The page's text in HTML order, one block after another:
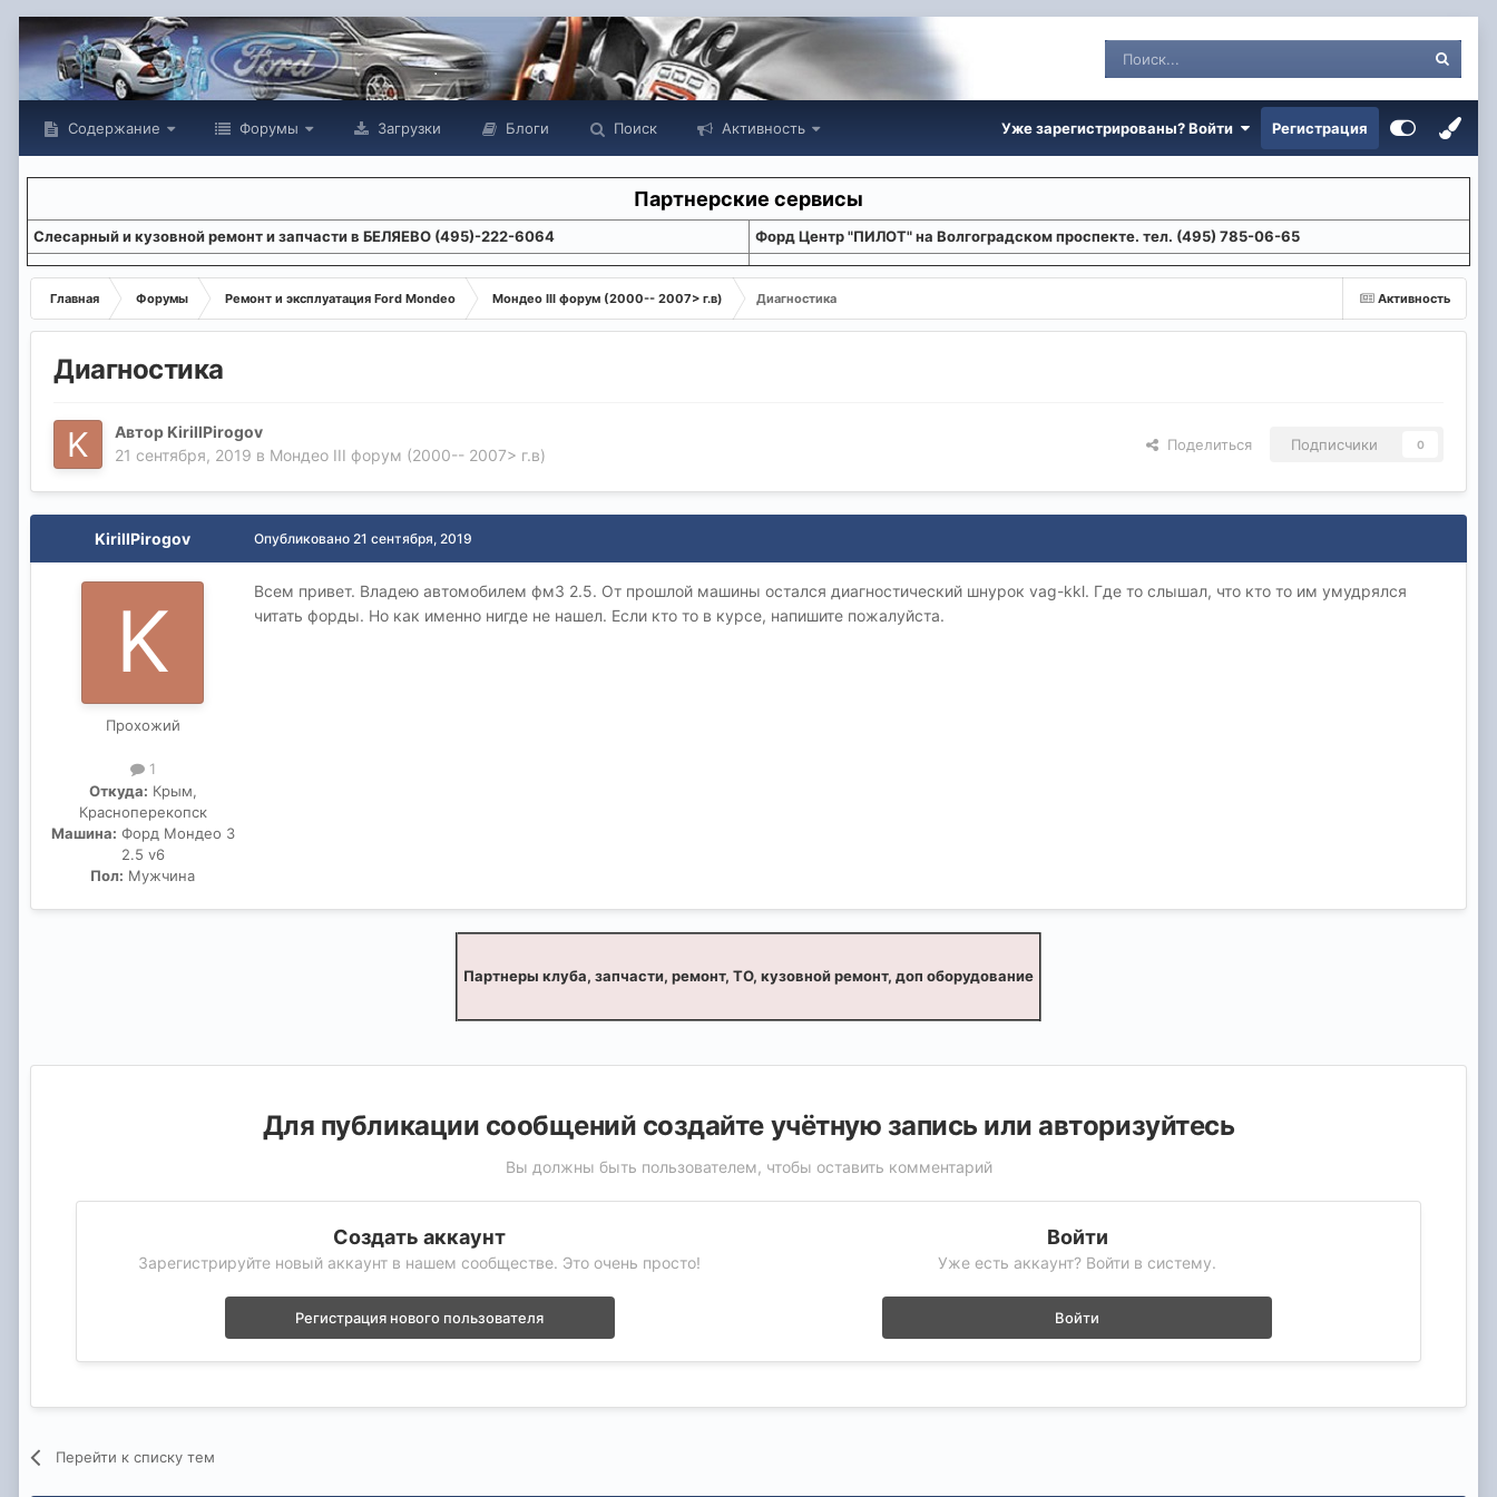
Содержание Форумы Загрузки Блоги Поиск Активность Уже зарегистрированы? Войти Регистрация
Партнерские сервисы
Слесарный и кузовной ремонт и запчасти в БЕЛЯЕВО (495)-222-6064 Форд Центр "ПИЛОТ" на Волгоградском проспекте. тел. (495) 785-06-65
Активность
Главная Форумы Ремонт и эксплуатация Ford Mondeo Мондео III форум (2000-- 2007> г.в) Диагностика
Диагностика
Автор KirillPirogov
21 сентября, 2019 в Мондео III форум (2000-- 2007> г.в)
Поделиться Подписчики 0
KirillPirogov
Прохожий
1
Откуда: Крым,
Красноперекопск
Машина: Форд Мондео 3
2.5 v6
Пол: Мужчина
Опубликовано 21 сентября, 2019
Всем привет. Владею автомобилем фм3 2.5. От прошлой машины остался диагностический шнурок vag-kkl. Где то слышал, что кто то им умудрялся
читать форды. Но как именно нигде не нашел. Если кто то в курсе, напишите пожалуйста.
Партнеры клуба, запчасти, ремонт, ТО, кузовной ремонт, доп оборудование
Для публикации сообщений создайте учётную запись или авторизуйтесь
Вы должны быть пользователем, чтобы оставить комментарий
Создать аккаунт
Зарегистрируйте новый аккаунт в нашем сообществе. Это очень просто!
Регистрация нового пользователя
Войти
Уже есть аккаунт? Войти в систему.
Войти
Перейти к списку тем